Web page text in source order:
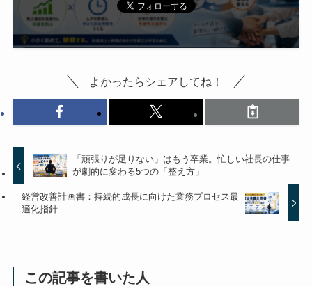
よかったらシェアしてね！
「頑張りが足りない」はもう卒業。忙しい社長の仕事
が劇的に変わる5つの「整え方」
経営改善計画書：持続的成長に向けた業務プロセス最
適化指針
この記事を書いた人